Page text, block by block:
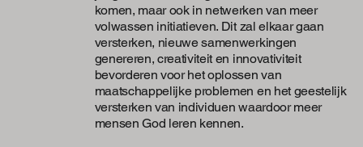
komen, maar ook in netwerken van meer
volwassen initiatieven. Dit zal elkaar gaan
versterken, nieuwe samenwerkingen
genereren, creativiteit en innovativiteit
bevorderen voor het oplossen van
maatschappelijke problemen en het geestelijk
versterken van individuen waardoor meer
mensen God leren kennen.